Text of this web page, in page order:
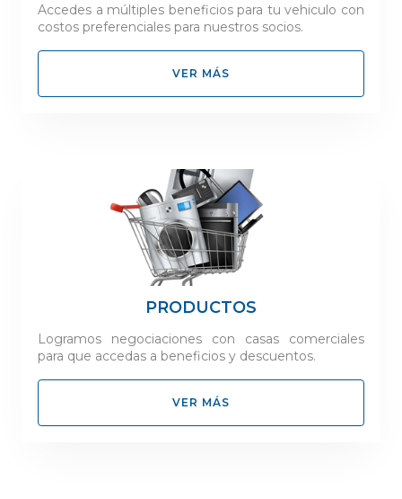
Accedes a múltiples beneficios para tu vehiculo con
costos preferenciales para nuestros socios.
VER MÁS
PRODUCTOS
Logramos negociaciones con casas comerciales
para que accedas a beneficios y descuentos.
VER MÁS